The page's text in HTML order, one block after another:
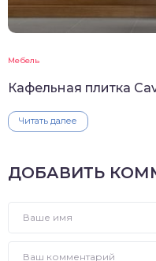
Мебель
Кафельная плитка
Читать далее
ДОБАВИТЬ